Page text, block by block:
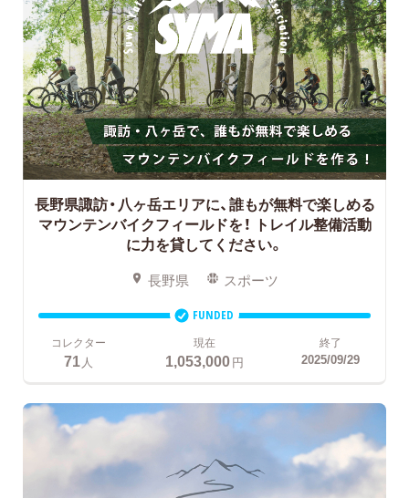
長野県諏訪・八ヶ岳エリアに、誰もが無料で楽しめる
マウンテンバイクフィールドを！ トレイル整備活動
に力を貸してください。
長野県 スポーツ
FUNDED
コレクター
71 人
現在
1,053,000円
終了
2025/09/29